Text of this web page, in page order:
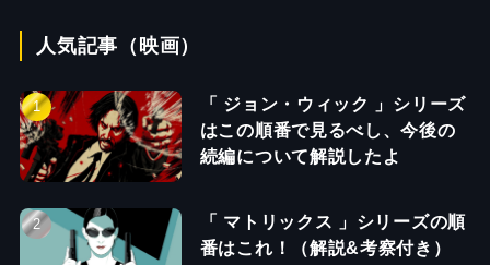
人気記事（映画）
「 ジョン・ウィック 」シリーズ
はこの順番で見るべし、今後の
続編について解説したよ
「 マトリックス 」シリーズの順
番はこれ！（解説&考察付き）